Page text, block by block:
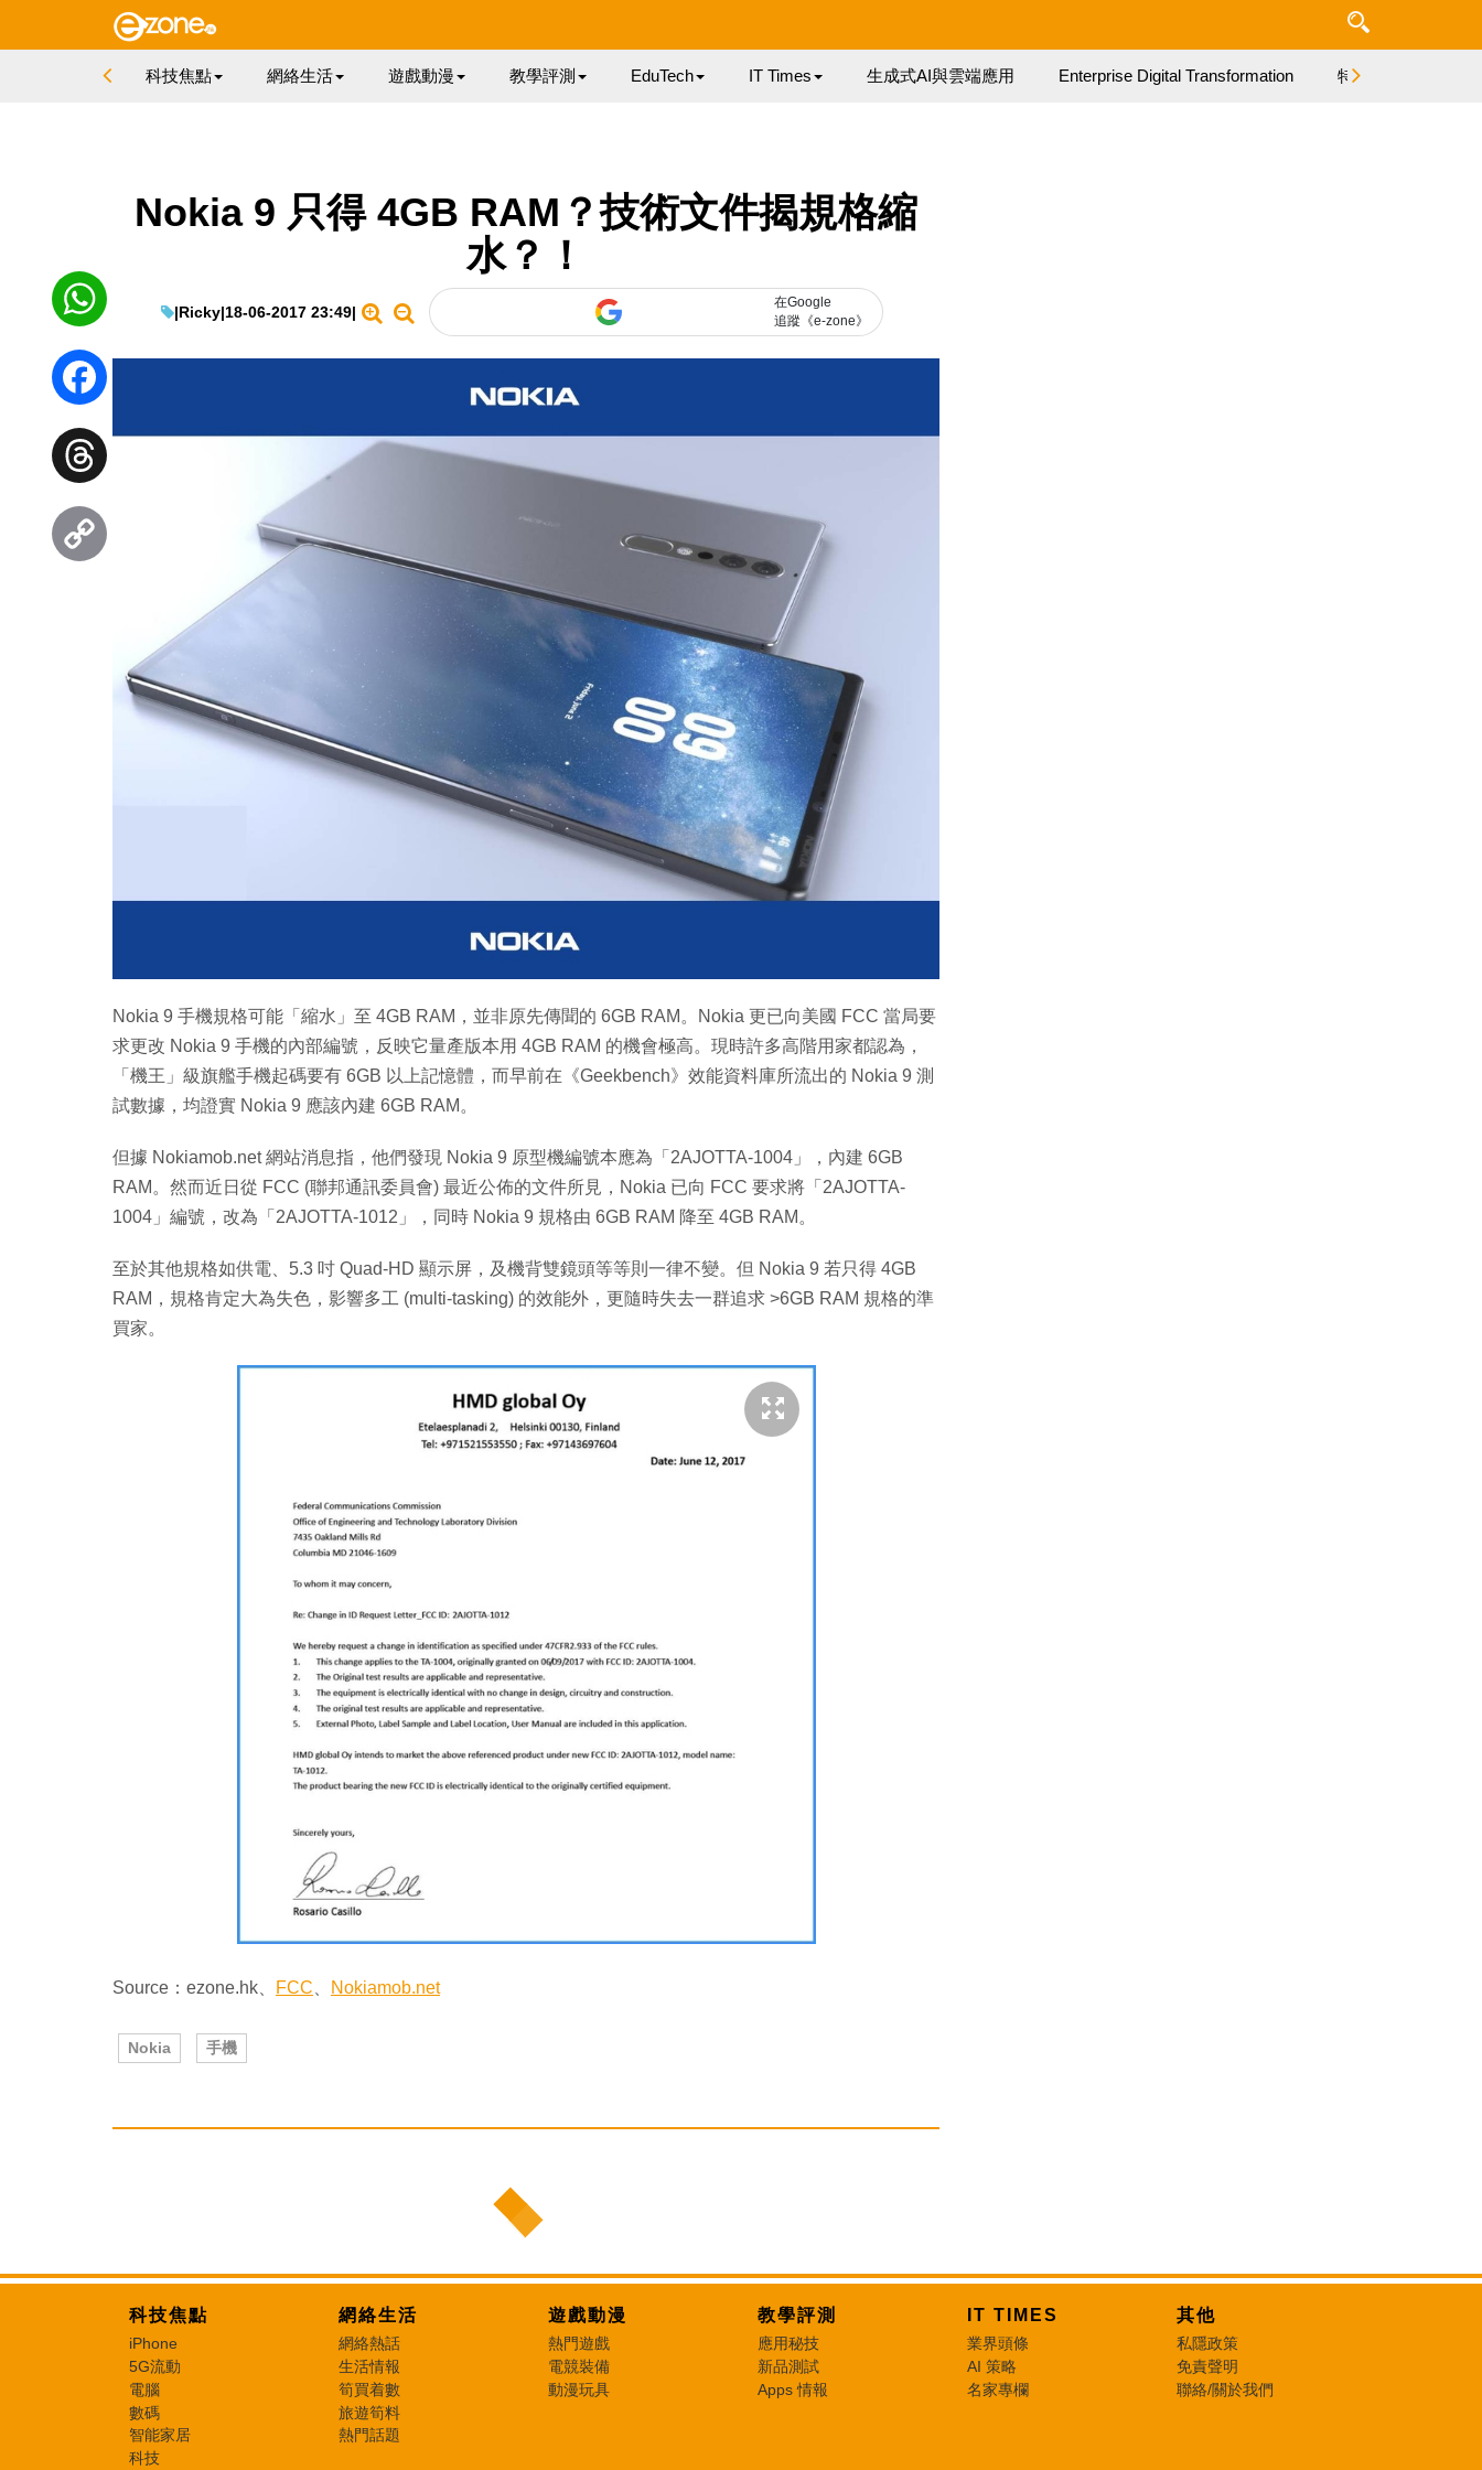
科技焦點 網絡生活 遊戲動漫 教學評測 EduTech IT Times 生成式AI與雲端應用 Enterprise Digital Transformation 特集
Nokia 9 只得 4GB RAM？技術文件揭規格縮
水？！
|Ricky|18-06-2017 23:49|
在Google
追蹤《e-zone》
Nokia 9 手機規格可能「縮水」至 4GB RAM，並非原先傳聞的 6GB RAM。Nokia 更已向美國 FCC 當局要
求更改 Nokia 9 手機的內部編號，反映它量產版本用 4GB RAM 的機會極高。現時許多高階用家都認為，
「機王」級旗艦手機起碼要有 6GB 以上記憶體，而早前在《Geekbench》效能資料庫所流出的 Nokia 9 測
試數據，均證實 Nokia 9 應該內建 6GB RAM。
但據 Nokiamob.net 網站消息指，他們發現 Nokia 9 原型機編號本應為「2AJOTTA-1004」，內建 6GB
RAM。然而近日從 FCC (聯邦通訊委員會) 最近公佈的文件所見，Nokia 已向 FCC 要求將「2AJOTTA-
1004」編號，改為「2AJOTTA-1012」，同時 Nokia 9 規格由 6GB RAM 降至 4GB RAM。
至於其他規格如供電、5.3 吋 Quad-HD 顯示屏，及機背雙鏡頭等等則一律不變。但 Nokia 9 若只得 4GB
RAM，規格肯定大為失色，影響多工 (multi-tasking) 的效能外，更隨時失去一群追求 >6GB RAM 規格的準
買家。
Source：ezone.hk、 FCC Nokiamob.net
Nokia 手機
WhatsApp
Facebook
Threads
科技焦點
iPhone
5G流動
電腦
數碼
智能家居
科技
網絡生活
網絡熱話
生活情報
筍買着數
旅遊筍料
熱門話題
遊戲動漫
熱門遊戲
電競裝備
動漫玩具
教學評測
應用秘技
新品測試
Apps 情報
IT TIMES
業界頭條
AI 策略
名家專欄
其他
私隱政策
免責聲明
聯絡/關於我們